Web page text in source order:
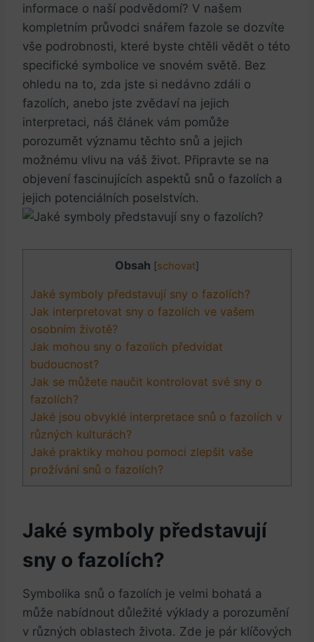
informace o naší podvědomí? V našem
kompletním průvodci snářem fazole se dozvíte
vše podrobnosti, které byste chtěli vědět o této
specifické symbolice ve snovém světě. Bez
ohledu na to, zda jste si nedávno zdáli o
fazolích, anebo jste zvědaví na jejich
interpretaci, náš článek vám pomůže
porozumět významu těchto snů a jejich
možnému vlivu na váš život. Připravte se na
objevení fascinujících aspektů snů o fazolích a
jejich potenciálních poselstvích.
Obsah [schovat]
Jaké symboly představují sny o fazolích?
Jak interpretovat sny o fazolích ve vašem
osobním životě?
Jak mohou sny o fazolích předvídat
budoucnost?
Jak se můžete naučit kontrolovat své sny o
fazolích?
Jaké jsou obvyklé interpretace snů o fazolích v
různých kulturách?
Jaké praktiky mohou pomoci zlepšit vaše
prožívání snů o fazolích?
Jaké symboly představují
sny o fazolích?
Symbolika snů o fazolích je velmi bohatá a
může nabídnout důležité výklady a porozumění
v různých oblastech života. Zde je pár klíčových